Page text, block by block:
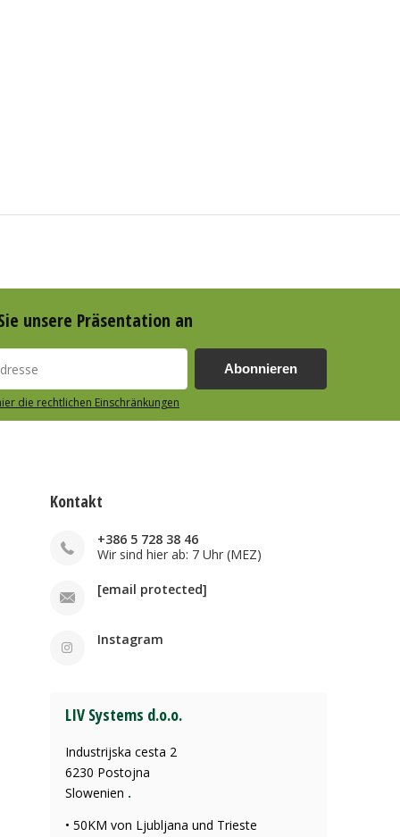
unsere Präsentation an
Abonnieren
die rechtlichen Einschränkungen
Kontakt
+386 5 728 38 46
Wir sind hier ab: 7 Uhr (MEZ)
[email protected]
Instagram
LIV Systems d.o.o.
Industrijska cesta 2
6230 Postojna
Slowenien .
• 50KM von Ljubljana und Trieste